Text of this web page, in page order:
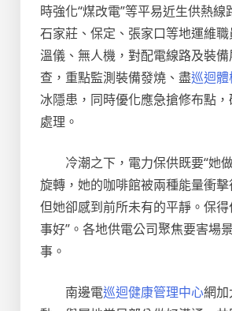
時強化“煤改電”等平易近生供熱線
石家莊、保定、張家口等地運維
溫儀、無人機，對配電線路及裝
查，重點監測裝備發燒、盡巡迴
冰隱患，同時優化應急搶修布點
處理。
冷潮之下，電力保供既要“她
旋轉，她的咖啡館被兩種能量衝擊
但她卻感到前所未有的平靜。保得
事好”。各地供電公司聚焦要害場
事。
南邊電巡迴健康管理中心網